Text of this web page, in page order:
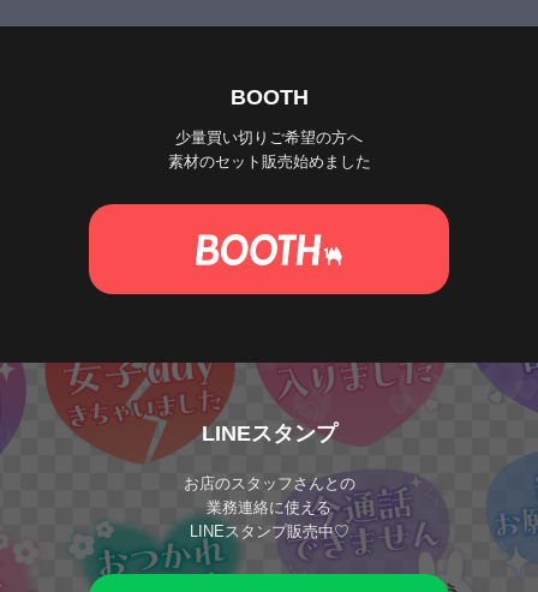
BOOTH
少量買い切りご希望の方へ
素材のセット販売始めました
LINEスタンプ
お店のスタッフさんとの
業務連絡に使える
LINEスタンプ販売中♡